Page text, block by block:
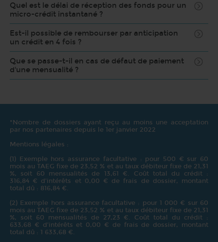
Quel est le délai de réception des fonds pour un
micro-crédit instantané ?
Est-il possible de rembourser par anticipation
un crédit en 4 fois ?
Que se passe-t-il en cas de défaut de paiement
d'une mensualité ?
*Nombre de dossiers ayant reçu au moins une acceptation
par nos partenaires depuis le 1er janvier 2022
Mentions légales :
(1) Exemple hors assurance facultative : pour 500 € sur 60
mois au TAEG fixe de 23,52 % et au taux débiteur fixe de 21,31
%, soit 60 mensualités de 13,61 €. Coût total du crédit :
316,84 € d’intérêts et 0,00 € de frais de dossier, montant
total dû : 816,84 €.
(2) Exemple hors assurance facultative : pour 1 000 € sur 60
mois au TAEG fixe de 23,52 % et au taux débiteur fixe de 21,31
%, soit 60 mensualités de 27,23 €. Coût total du crédit :
633,68 € d’intérêts et 0,00 € de frais de dossier, montant
total dû : 1 633,68 €.